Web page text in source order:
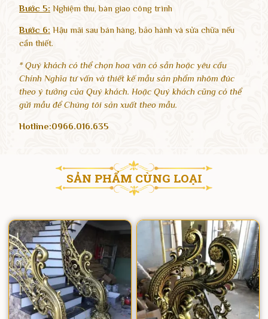
Bước 5: Nghiệm thu, bàn giao công trình
Bước 6: Hậu mãi sau bán hàng, bảo hành và sửa chữa nếu
cần thiết.
* Quý khách có thể chọn hoa văn có sẵn hoặc yêu cầu
Chính Nghĩa tư vấn và thiết kế mẫu sản phẩm nhôm đúc
theo ý tưởng của Quý khách. Hoặc Quý khách cũng có thể
gửi mẫu để Chúng tôi sản xuất theo mẫu.
Hotline:0966.016.635
SẢN PHẨM CÙNG LOẠI​